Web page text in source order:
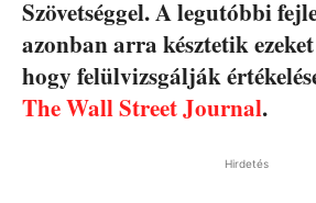
Szövetséggel. A legutóbbi
azonban arra késztetik
hogy felülvizsgálják
The Wall Street Journal.
Hirdetés